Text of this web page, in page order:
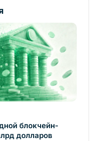
блокчейн-
долларов